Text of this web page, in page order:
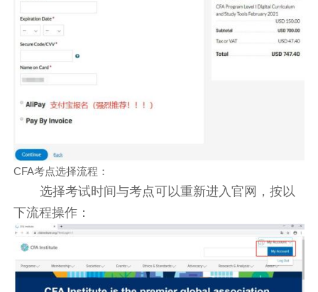
CFA考点选择流程：
选择考试时间与考点可以重新进入官网，按以
下流程操作：